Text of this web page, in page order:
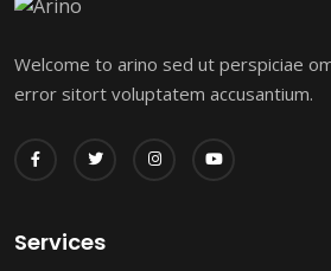
Welcome to arino sed ut perspiciae
error sitort voluptatem accusantium.
Services